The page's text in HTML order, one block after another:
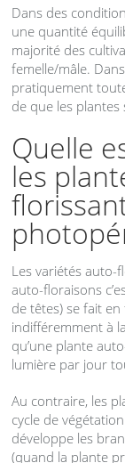
Dans des
une quantité
majorité des
femelle/mâle.
pratiquement
de que les plantes
Quelle
les
Les variétés auto-
auto-floraisons
de têtes) se fait
indifféremment à
qu’une plante
lumière par jour
Au contraire, les
cycle de
développe les
(quand la plante